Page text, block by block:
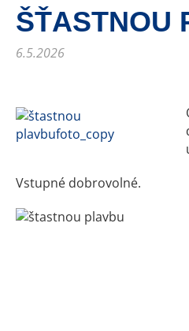
ŠŤASTNOU
6.5.2026
Vstupné dobrovolné.